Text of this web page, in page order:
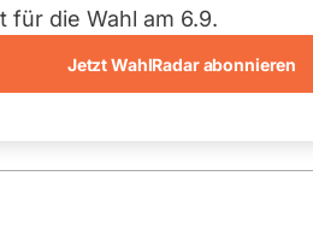
für die Wahl am 6.9.
Jetzt WahlRadar abonnieren